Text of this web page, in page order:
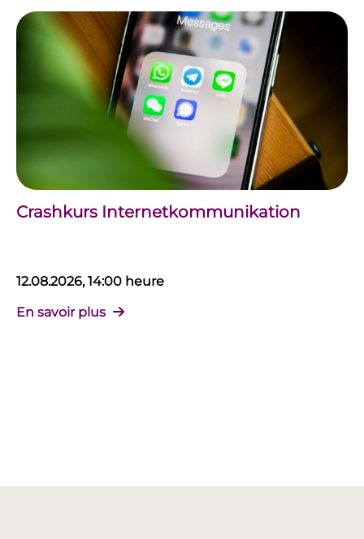
Crashkurs Internetkommunikation
12.08.2026, 14:00 heure
En savoir plus